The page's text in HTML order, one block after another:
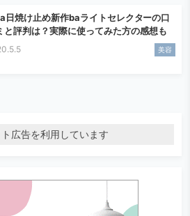
日焼け止め新作baライトセレクターの口
と評判は？実際に使ってみた方の感想も
美容
広告を利用しています